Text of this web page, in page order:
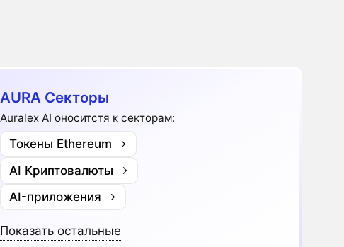
AURA Секторы
Auralex AI оноситстя к секторам:
Токены Ethereum
AI Криптовалюты
AI-приложения
Показать остальные